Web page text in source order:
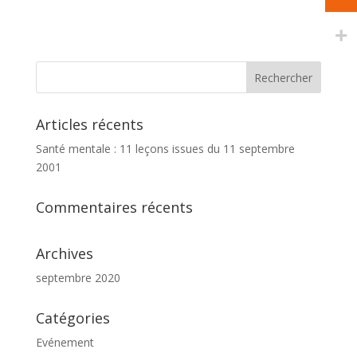
Articles récents
Santé mentale : 11 leçons issues du 11 septembre
2001
Commentaires récents
Archives
septembre 2020
Catégories
Evénement